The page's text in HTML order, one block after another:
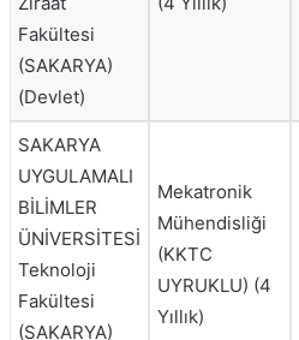
Fakültesi
(SAKARYA)
(Devlet)
SAKARYA
UYGULAMALI
BİLİMLER
ÜNİVERSİTESİ
Teknoloji
Fakültesi
(SAKARYA)
Mekatronik
Mühendisliği
(KKTC
UYRUKLU) (4
Yıllık)